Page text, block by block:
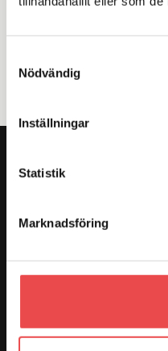
Nödvändig
Inställningar
Statistik
Marknadsföring
VARUMÄRKEN
nöjd genom kunskap om